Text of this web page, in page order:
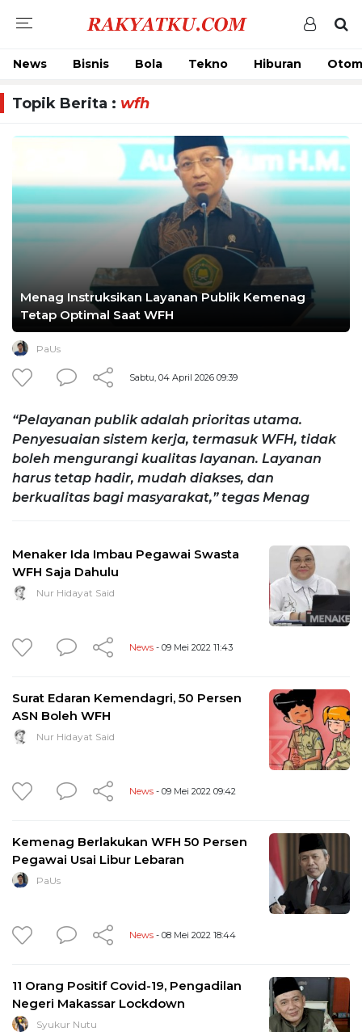
News Bisnis Bola Tekno Hiburan
Topik Berita : wfh
Menag Instruksikan Layanan Publik Kemenag
Tetap Optimal Saat WFH
PaUs
Sabtu, 04 April 2026 09:39
“Pelayanan publik adalah prioritas utama.
Penyesuaian sistem kerja, termasuk WFH, tidak
boleh mengurangi kualitas layanan. Layanan
harus tetap hadir, mudah diakses, dan
berkualitas bagi masyarakat,” tegas Menag
Menaker Ida Imbau Pegawai Swasta
WFH Saja Dahulu
Nur Hidayat Said
News - 09 Mei 2022 11:43
Surat Edaran Kemendagri, 50 Persen
ASN Boleh WFH
Nur Hidayat Said
News - 09 Mei 2022 09:42
Kemenag Berlakukan WFH 50 Persen
Pegawai Usai Libur Lebaran
PaUs
News - 08 Mei 2022 18:44
11 Orang Positif Covid-19, Pengadilan
Negeri Makassar Lockdown
Syukur Nutu